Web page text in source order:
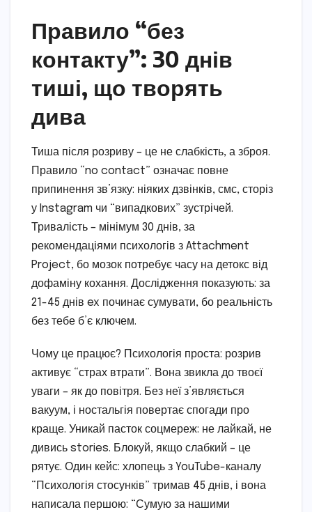
Правило “без
контакту”: 30 днів
тиші, що творять
дива
Тиша після розриву – це не слабкість, а зброя.
Правило “no contact” означає повне
припинення зв’язку: ніяких дзвінків, смс, сторіз
у Instagram чи “випадкових” зустрічей.
Тривалість – мінімум 30 днів, за
рекомендаціями психологів з Attachment
Project, бо мозок потребує часу на детокс від
дофаміну кохання. Дослідження показують: за
21-45 днів ex починає сумувати, бо реальність
без тебе б’є ключем.
Чому це працює? Психологія проста: розрив
активує “страх втрати”. Вона звикла до твоєї
уваги – як до повітря. Без неї з’являється
вакуум, і ностальгія повертає спогади про
краще. Уникай пасток соцмереж: не лайкай, не
дивись stories. Блокуй, якщо слабкий – це
рятує. Один кейс: хлопець з YouTube-каналу
“Психологія стосунків” тримав 45 днів, і вона
написала першою: “Сумую за нашими